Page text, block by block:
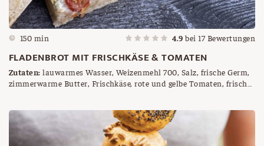
150 min 4.9 bei17Bewertungen
FLADENBROT MIT FRISCHKÄSE & TOMATEN
Zutaten: lauwarmes Wasser, Weizenmehl 700, Salz, frische Germ,
zimmerwarme Butter, Frischkäse, rote und gelbe Tomaten, frisches